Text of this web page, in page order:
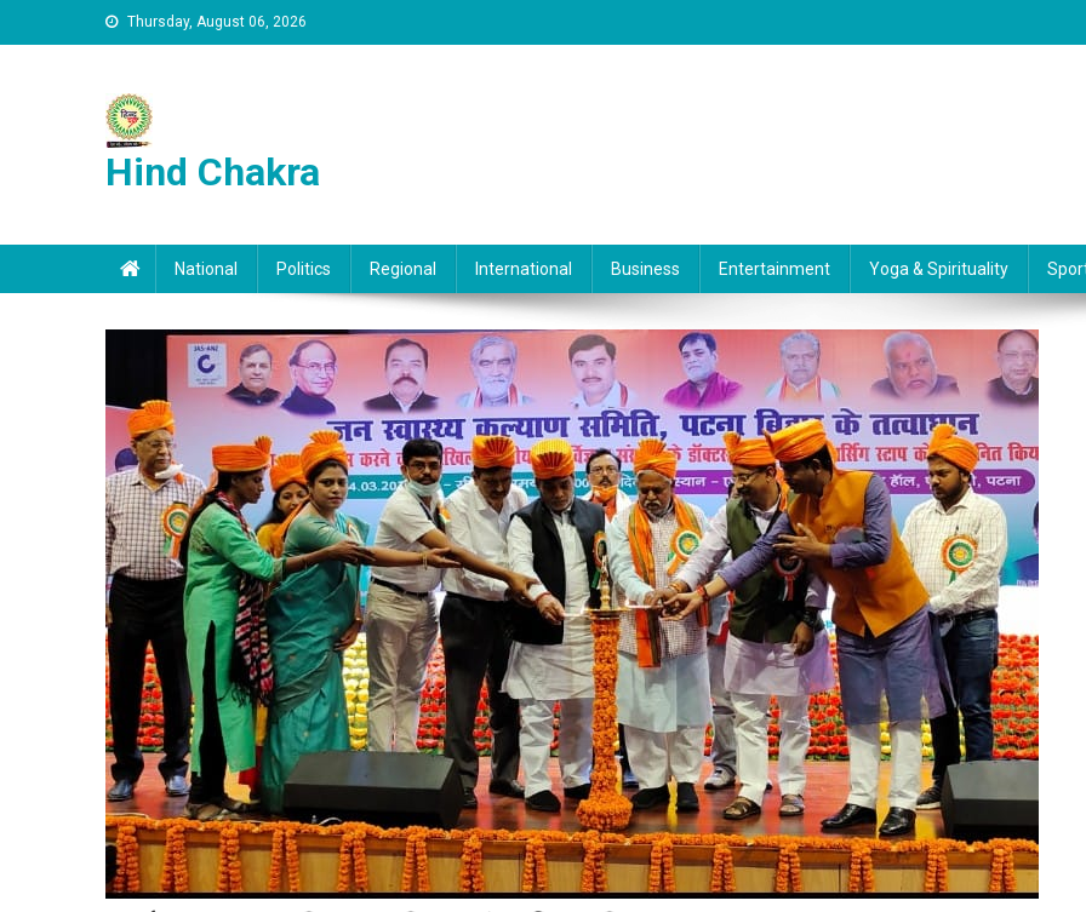
Skip to content Thursday, August 06, 2026
Hind Chakra
National Politics Regional International Business Entertainment Yoga & Spirituality